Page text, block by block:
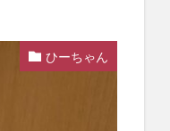
ひーちゃん